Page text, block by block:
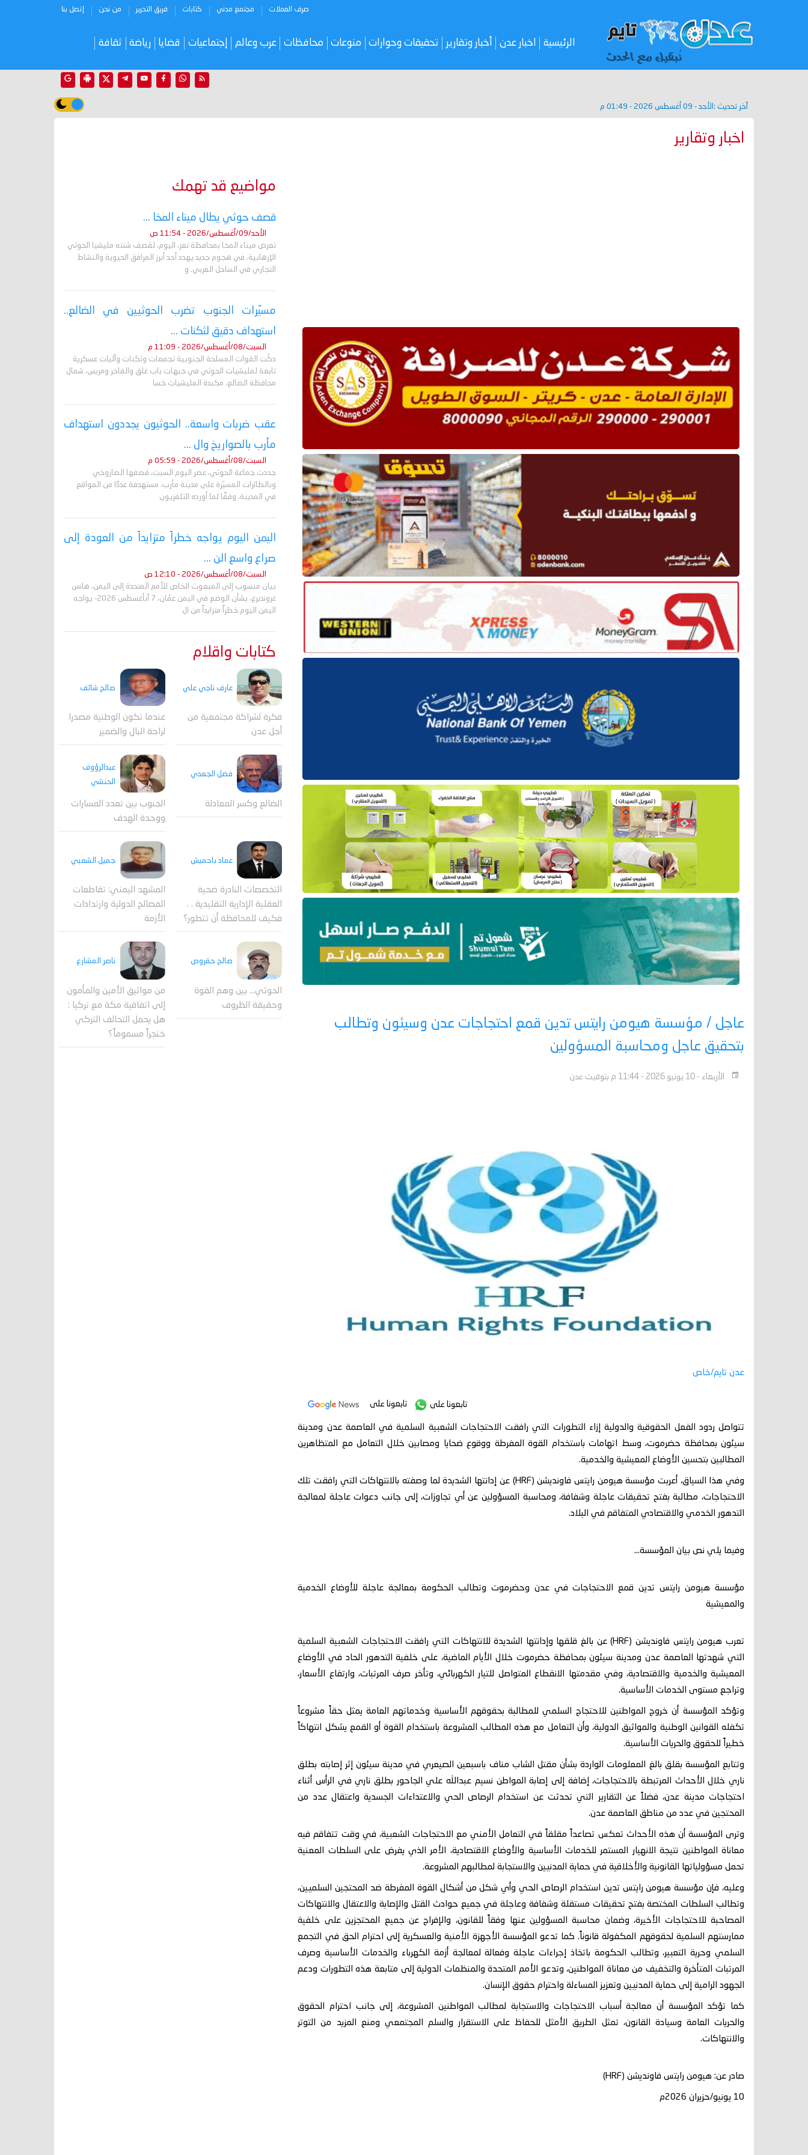
صرف العملات مجتمع مدني كتابات فريق التحرير من نحن إتصل بنا
الرئيسية اخبار عدن أخبار وتقارير تحقيقات وحوارات منوعات محافظات عرب وعالم إجتماعيات قضايا رياضة ثقافة
آخر تحديث : الأحد - 09 أغسطس 2026 - 01:49 م
اخبار وتقارير
عاجل / مؤسسة هيومن رايتس تدين قمع احتجاجات عدن وسيئون وتطالب
بتحقيق عاجل ومحاسبة المسؤولين
الأربعاء - 10 يونيو 2026 - 11:44 م بتوقيت عدن
عدن تايم/خاص
تابعونا على تابعونا على
تتواصل ردود الفعل الحقوقية والدولية إزاء التطورات التي رافقت الاحتجاجات الشعبية السلمية في العاصمة عدن ومدينة
سيئون بمحافظة حضرموت، وسط اتهامات باستخدام القوة المفرطة ووقوع ضحايا ومصابين خلال التعامل مع المتظاهرين
المطالبين بتحسين الأوضاع المعيشية والخدمية.
وفي هذا السياق، أعربت مؤسسة هيومن رايتس فاونديشن (HRF) عن إدانتها الشديدة لما وصفته بالانتهاكات التي رافقت تلك
الاحتجاجات، مطالبة بفتح تحقيقات عاجلة وشفافة، ومحاسبة المسؤولين عن أي تجاوزات، إلى جانب دعوات عاجلة لمعالجة
التدهور الخدمي والاقتصادي المتفاقم في البلاد.
وفيما يلي نص بيان المؤسسة...
مؤسسة هيومن رايتس تدين قمع الاحتجاجات في عدن وحضرموت وتطالب الحكومة بمعالجة عاجلة للأوضاع الخدمية
والمعيشية
تعرب هيومن رايتس فاونديشن (HRF) عن بالغ قلقها وإدانتها الشديدة للانتهاكات التي رافقت الاحتجاجات الشعبية السلمية
التي شهدتها العاصمة عدن ومدينة سيئون بمحافظة حضرموت خلال الأيام الماضية، على خلفية التدهور الحاد في الأوضاع
المعيشية والخدمية والاقتصادية، وفي مقدمتها الانقطاع المتواصل للتيار الكهربائي، وتأخر صرف المرتبات، وارتفاع الأسعار،
وتراجع مستوى الخدمات الأساسية.
وتؤكد المؤسسة أن خروج المواطنين للاحتجاج السلمي للمطالبة بحقوقهم الأساسية وخدماتهم العامة يمثل حقاً مشروعاً
تكفله القوانين الوطنية والمواثيق الدولية، وأن التعامل مع هذه المطالب المشروعة باستخدام القوة أو القمع يشكل انتهاكاً
خطيراً للحقوق والحريات الأساسية.
وتتابع المؤسسة بقلق بالغ المعلومات الواردة بشأن مقتل الشاب مناف باسبعين الصيعري في مدينة سيئون إثر إصابته بطلق
ناري خلال الأحداث المرتبطة بالاحتجاجات، إضافة إلى إصابة المواطن نسيم عبدالله علي الجاحور بطلق ناري في الرأس أثناء
احتجاجات مدينة عدن، فضلاً عن التقارير التي تحدثت عن استخدام الرصاص الحي والاعتداءات الجسدية واعتقال عدد من
المحتجين في عدد من مناطق العاصمة عدن.
وترى المؤسسة أن هذه الأحداث تعكس تصاعداً مقلقاً في التعامل الأمني مع الاحتجاجات الشعبية، في وقت تتفاقم فيه
معاناة المواطنين نتيجة الانهيار المستمر للخدمات الأساسية والأوضاع الاقتصادية، الأمر الذي يفرض على السلطات المعنية
تحمل مسؤولياتها القانونية والأخلاقية في حماية المدنيين والاستجابة لمطالبهم المشروعة.
وعليه، فإن مؤسسة هيومن رايتس تدين استخدام الرصاص الحي وأي شكل من أشكال القوة المفرطة ضد المحتجين السلميين،
وتطالب السلطات المختصة بفتح تحقيقات مستقلة وشفافة وعاجلة في جميع حوادث القتل والإصابة والاعتقال والانتهاكات
المصاحبة للاحتجاجات الأخيرة، وضمان محاسبة المسؤولين عنها وفقاً للقانون، والإفراج عن جميع المحتجزين على خلفية
ممارستهم السلمية لحقوقهم المكفولة قانوناً. كما تدعو المؤسسة الأجهزة الأمنية والعسكرية إلى احترام الحق في التجمع
السلمي وحرية التعبير، وتطالب الحكومة باتخاذ إجراءات عاجلة وفعالة لمعالجة أزمة الكهرباء والخدمات الأساسية وصرف
المرتبات المتأخرة والتخفيف من معاناة المواطنين، وتدعو الأمم المتحدة والمنظمات الدولية إلى متابعة هذه التطورات ودعم
الجهود الرامية إلى حماية المدنيين وتعزيز المساءلة واحترام حقوق الإنسان.
كما تؤكد المؤسسة أن معالجة أسباب الاحتجاجات والاستجابة لمطالب المواطنين المشروعة، إلى جانب احترام الحقوق
والحريات العامة وسيادة القانون، تمثل الطريق الأمثل للحفاظ على الاستقرار والسلم المجتمعي ومنع المزيد من التوتر
والانتهاكات.
صادر عن: هيومن رايتس فاونديشن (HRF)
10 يونيو/حزيران 2026م
مواضيع قد تهمك
قصف حوثي يطال ميناء المخا ...
الأحد/09/أغسطس/2026 - 11:54 ص
تعرض ميناء المخا بمحافظة تعز، اليوم، لقصف شنته مليشيا الحوثي
الإرهابية، في هجوم جديد يهدد أحد أبرز المرافق الحيوية والنشاط
التجاري في الساحل الغربي. و
مسيّرات الجنوب تضرب الحوثيين في الضالع..
استهداف دقيق لثكنات ...
السبت/08/أغسطس/2026 - 11:09 م
دكّت القوات المسلحة الجنوبية تجمعات وثكنات وآليات عسكرية
تابعة لمليشيات الحوثي في جبهات باب غلق والفاخر ومريس، شمال
محافظة الضالع، مكبدة المليشيات خسا
عقب ضربات واسعة.. الحوثيون يجددون استهداف
مأرب بالصواريخ وال ...
السبت/08/أغسطس/2026 - 05:59 م
جددت جماعة الحوثي، عصر اليوم السبت، قصفها الصاروخي
وبالطائرات المسيّرة على مدينة مأرب، مستهدفة عددًا من المواقع
في المدينة، وفقًا لما أورده التلفزيون
اليمن اليوم يواجه خطراً متزايداً من العودة إلى
صراع واسع الن ...
السبت/08/أغسطس/2026 - 12:10 ص
بيان منسوب إلى المبعوث الخاص للأمم المتحدة إلى اليمن، هانس
غروندبرغ، بشأن الوضع في اليمن عمّان، 7 آبأغسطس 2026- يواجه
اليمن اليوم خطراً متزايداً من ال
كتابات واقلام
عارف ناجي علي
فكرة لشراكة مجتمعية من
أجل عدن
صالح شائف
عندما تكون الوطنية مصدرا
لراحة البال والضمير
فضل الجعدي
الضالع وكسر المعادلة
عبدالرؤوف
الحنشي
الجنوب بين تعدد المسارات
ووحدة الهدف
عماد باحميش
التخصصات النادرة ضحية
العقلية الإدارية التقليدية . .
فكيف للمحافظة أن تتطور؟
جميل الشعبي
المشهد اليمني: تقاطعات
المصالح الدولية وارتدادات
الأزمة
صالح حقروص
الحوثي... بين وهم القوة
وحقيقة الظروف
ناصر المشارع
من مواثيق الأمين والمأمون
إلى اتفاقية مكة مع تركيا :
هل يحمل التحالف التركي
خنجراً مسموماً؟